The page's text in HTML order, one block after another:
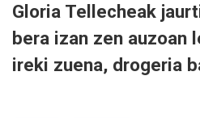
Gloria Tellecheak
bera izan zen auzoan
ireki zuena, drogeria